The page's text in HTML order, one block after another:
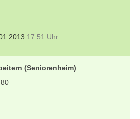
17:51 Uhr
(Seniorenheim)